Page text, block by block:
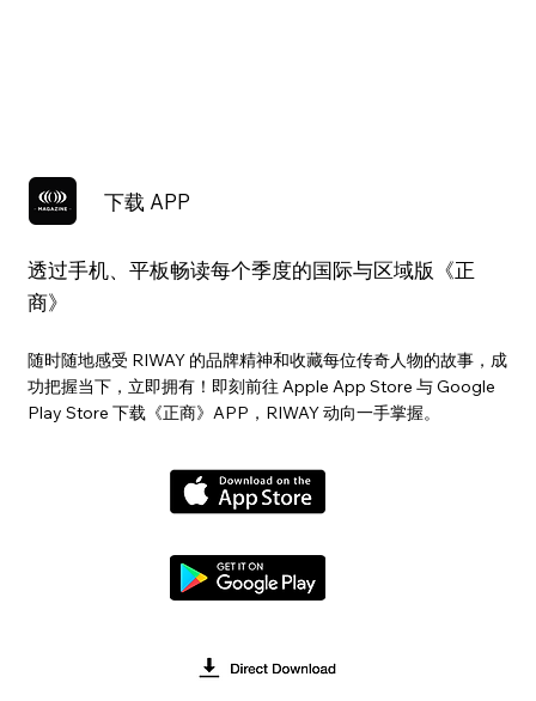
下载 APP
透过手机、平板畅读每个季度的国际与区域版《正
商》
随时随地感受 RIWAY 的品牌精神和收藏每位传奇人物的故事，成
功把握当下，立即拥有！即刻前往 Apple App Store 与 Google
Play Store 下载《正商》APP，RIWAY 动向一手掌握。